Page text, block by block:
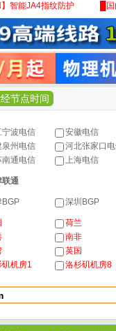
】智能JA4指纹防护
█
节点时间
宁波电信
安徽电信
泉州电信
河北张家口
南通电信 上海电信
联通
BGP 深圳BGP
荷兰
南非
英国
矶机房1 洛杉矶机房8